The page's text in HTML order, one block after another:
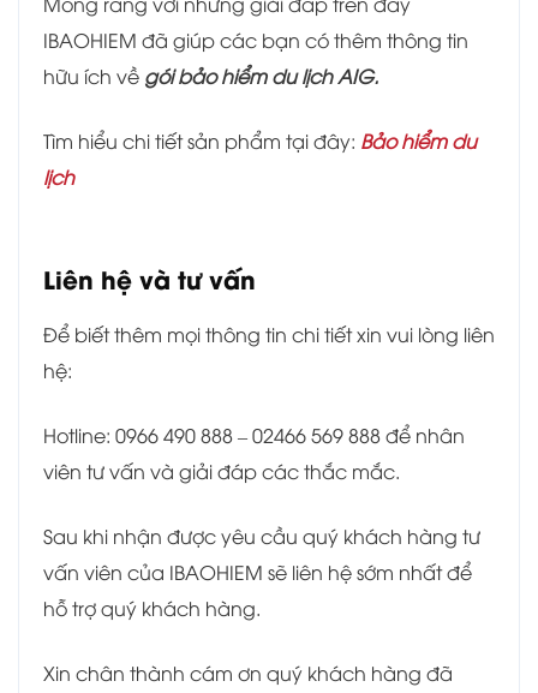
IBAOHIEM đã giúp các bạn có thêm thông tin
hữu ích về gói bảo hiểm du lịch AIG.
Tìm hiểu chi tiết sản phẩm tại đây: Bảo hiểm du
lịch
Liên hệ và tư vấn
Để biết thêm mọi thông tin chi tiết xin vui lòng liên
hệ:
Hotline: 0966 490 888 – 02466 569 888 để nhân
viên tư vấn và giải đáp các thắc mắc.
Sau khi nhận được yêu cầu quý khách hàng tư
vấn viên của IBAOHIEM sẽ liên hệ sớm nhất để
hỗ trợ quý khách hàng.
Xin chân thành cám ơn quý khách hàng đã